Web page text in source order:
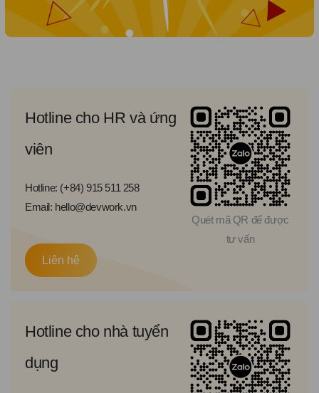
Hotline cho HR và ứng
viên
Hotline: (+84) 915 511 258
Email: hello@devwork.vn
Liên hệ
Quét mã QR để được
tư vấn
Hotline cho nhà tuyển
dụng